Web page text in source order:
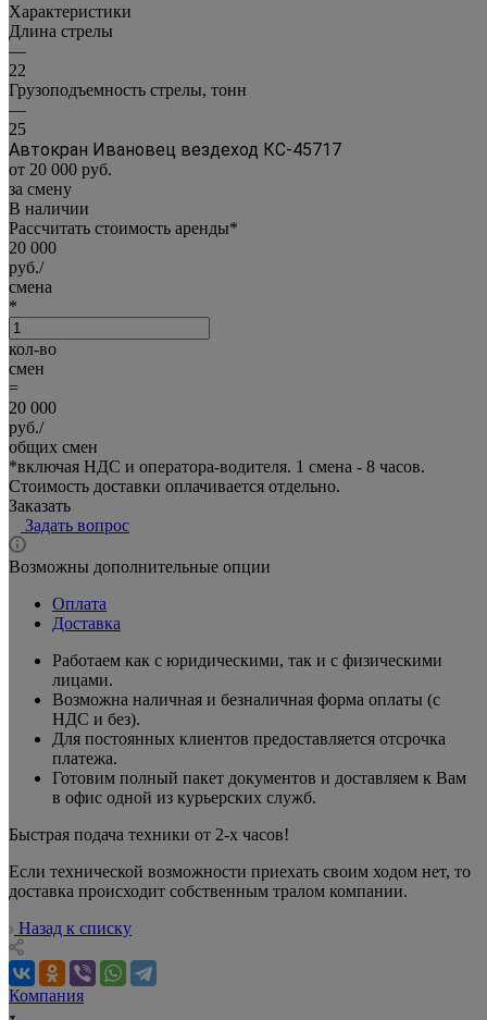
Характеристики
Длина стрелы
—
22
Грузоподъемность стрелы, тонн
—
25
Автокран Ивановец вездеход КС-45717
от 20 000 руб.
за смену
В наличии
Рассчитать стоимость аренды*
20 000
руб./
смена
*
кол-во
смен
=
20 000
руб./
общих смен
*включая НДС и оператора-водителя. 1 смена - 8 часов.
Стоимость доставки оплачивается отдельно.
Заказать
Задать вопрос
Возможны дополнительные опции
Оплата
Доставка
Работаем как с юридическими, так и с физическими
лицами.
Возможна наличная и безналичная форма оплаты (с
НДС и без).
Для постоянных клиентов предоставляется отсрочка
платежа.
Готовим полный пакет документов и доставляем к Вам
в офис одной из курьерских служб.
Быстрая подача техники от 2-х часов!
Если технической возможности приехать своим ходом нет, то
доставка проиcходит собственным тралом компании.
Назад к списку
Компания